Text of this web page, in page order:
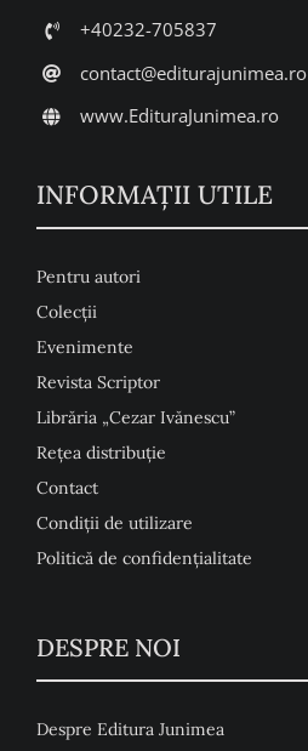
+40232-705837
contact@editurajunimea.ro
www.EdituraJunimea.ro
INFORMAŢII UTILE
Pentru autori
Colecţii
Evenimente
Revista Scriptor
Librăria „Cezar Ivănescu”
Rețea distribuție
Contact
Condiţii de utilizare
Politică de confidențialitate
DESPRE NOI
Despre Editura Junimea